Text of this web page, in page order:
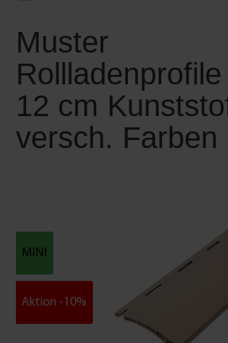
Muster
12 cm
versch. Farben
MINI
Aktion -10%